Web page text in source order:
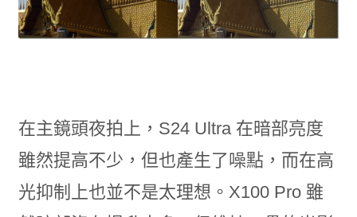
在主鏡頭夜拍上，S24 Ultra 在暗部亮度
雖然提高不少，但也產生了噪點，而在高
光抑制上也並不是太理想。X100 Pro 雖